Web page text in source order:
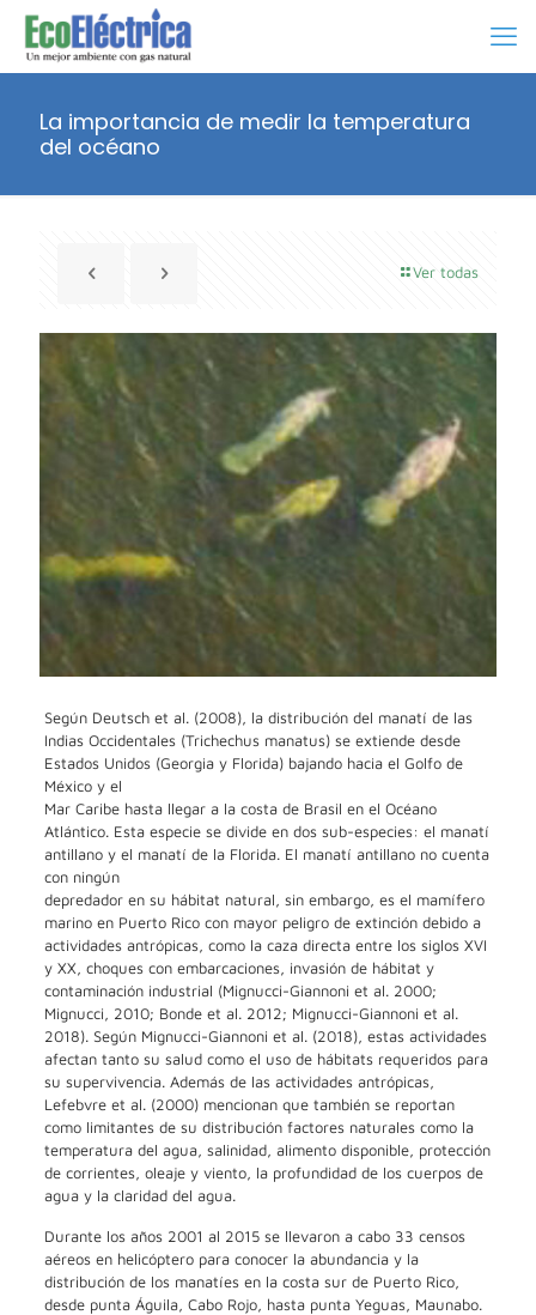
La importancia de medir la temperatura
del océano
Ver todas
Según Deutsch et al. (2008), la distribución del manatí de las
Indias Occidentales (Trichechus manatus) se extiende desde
Estados Unidos (Georgia y Florida) bajando hacia el Golfo de
México y el
Mar Caribe hasta llegar a la costa de Brasil en el Océano
Atlántico. Esta especie se divide en dos sub-especies: el manatí
antillano y el manatí de la Florida. El manatí antillano no cuenta
con ningún
depredador en su hábitat natural, sin embargo, es el mamífero
marino en Puerto Rico con mayor peligro de extinción debido a
actividades antrópicas, como la caza directa entre los siglos XVI
y XX, choques con embarcaciones, invasión de hábitat y
contaminación industrial (Mignucci-Giannoni et al. 2000;
Mignucci, 2010; Bonde et al. 2012; Mignucci-Giannoni et al.
2018). Según Mignucci-Giannoni et al. (2018), estas actividades
afectan tanto su salud como el uso de hábitats requeridos para
su supervivencia. Además de las actividades antrópicas,
Lefebvre et al. (2000) mencionan que también se reportan
como limitantes de su distribución factores naturales como la
temperatura del agua, salinidad, alimento disponible, protección
de corrientes, oleaje y viento, la profundidad de los cuerpos de
agua y la claridad del agua.
Durante los años 2001 al 2015 se llevaron a cabo 33 censos
aéreos en helicóptero para conocer la abundancia y la
distribución de los manatíes en la costa sur de Puerto Rico,
desde punta Águila, Cabo Rojo, hasta punta Yeguas, Maunabo.